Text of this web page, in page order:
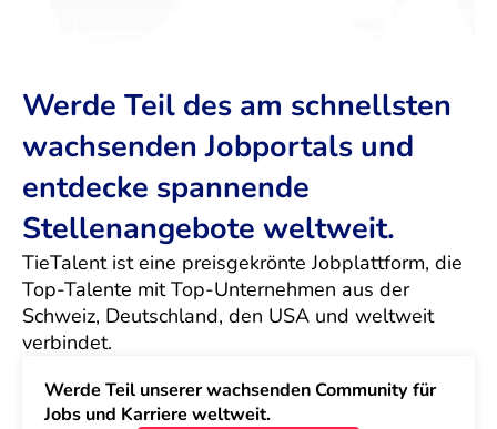
Werde Teil des am schnellsten
wachsenden Jobportals und
entdecke spannende
Stellenangebote weltweit.
TieTalent ist eine preisgekrönte Jobplattform, die
Top-Talente mit Top-Unternehmen aus der
Schweiz, Deutschland, den USA und weltweit
verbindet.
Werde Teil unserer wachsenden Community für
Jobs und Karriere weltweit.